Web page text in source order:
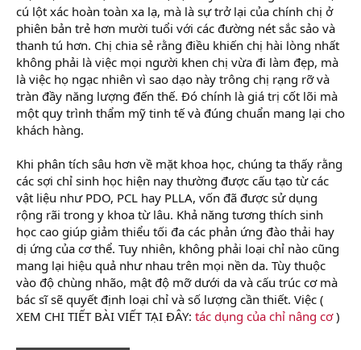
cú lột xác hoàn toàn xa lạ, mà là sự trở lại của chính chị ở
phiên bản trẻ hơn mười tuổi với các đường nét sắc sảo và
thanh tú hơn. Chị chia sẻ rằng điều khiến chị hài lòng nhất
không phải là việc mọi người khen chị vừa đi làm đẹp, mà
là việc họ ngạc nhiên vì sao dạo này trông chị rạng rỡ và
tràn đầy năng lượng đến thế. Đó chính là giá trị cốt lõi mà
một quy trình thẩm mỹ tinh tế và đúng chuẩn mang lại cho
khách hàng.
Khi phân tích sâu hơn về mặt khoa học, chúng ta thấy rằng
các sợi chỉ sinh học hiện nay thường được cấu tạo từ các
vật liệu như PDO, PCL hay PLLA, vốn đã được sử dụng
rộng rãi trong y khoa từ lâu. Khả năng tương thích sinh
học cao giúp giảm thiểu tối đa các phản ứng đào thải hay
dị ứng của cơ thể. Tuy nhiên, không phải loại chỉ nào cũng
mang lại hiệu quả như nhau trên mọi nền da. Tùy thuộc
vào độ chùng nhão, mật độ mỡ dưới da và cấu trúc cơ mà
bác sĩ sẽ quyết định loại chỉ và số lượng cần thiết. Việc (
XEM CHI TIẾT BÀI VIẾT TẠI ĐÂY: tác dụng của chỉ nâng cơ)